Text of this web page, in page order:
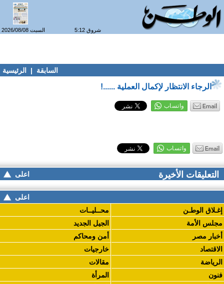
السبت 2026/08/08 شروق 5:12
السابقة | الرئيسية
الرجاء الانتظار لإكمال العملية ......!
التعليقات الأخيرة اعلى
اعلى
إغـلاق الوطـن
محــليــات
مجلس الأمة
الجيل الجديد
أخبار مصر
أمن ومحاكم
الاقتصاد
خارجيات
الرياضة
مقالات
فنون
المرأة